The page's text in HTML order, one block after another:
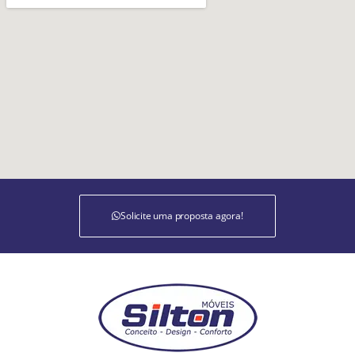
Solicite uma proposta agora!